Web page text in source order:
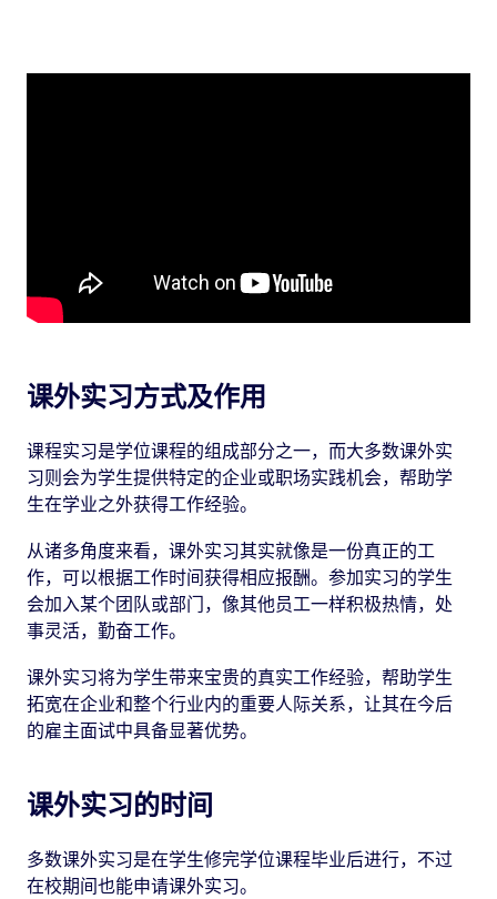
课外实习方式及作用
课程实习是学位课程的组成部分之一，而大多数课外实
习则会为学生提供特定的企业或职场实践机会，帮助学
生在学业之外获得工作经验。
从诸多角度来看，课外实习其实就像是一份真正的工
作，可以根据工作时间获得相应报酬。参加实习的学生
会加入某个团队或部门，像其他员工一样积极热情，处
事灵活，勤奋工作。
课外实习将为学生带来宝贵的真实工作经验，帮助学生
拓宽在企业和整个行业内的重要人际关系，让其在今后
的雇主面试中具备显著优势。
课外实习的时间
多数课外实习是在学生修完学位课程毕业后进行，不过
在校期间也能申请课外实习。